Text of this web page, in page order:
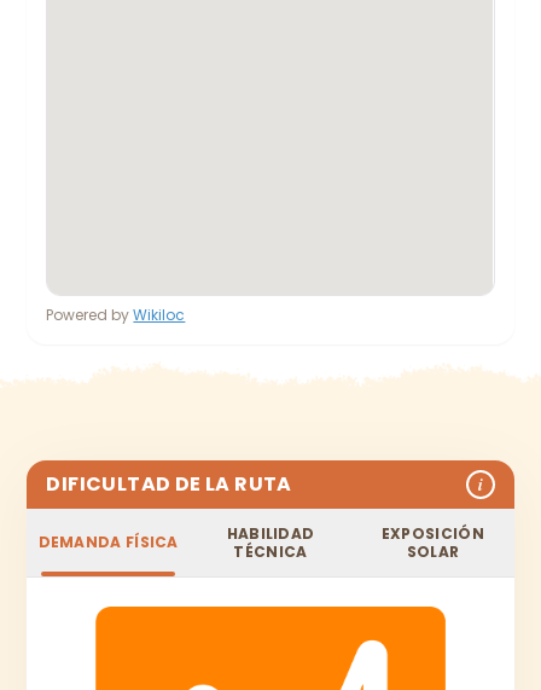
Powered by Wikiloc
DIFICULTAD DE LA RUTA i
DEMANDA FÍSICA
HABILIDAD
TÉCNICA
EXPOSICIÓN
SOLAR